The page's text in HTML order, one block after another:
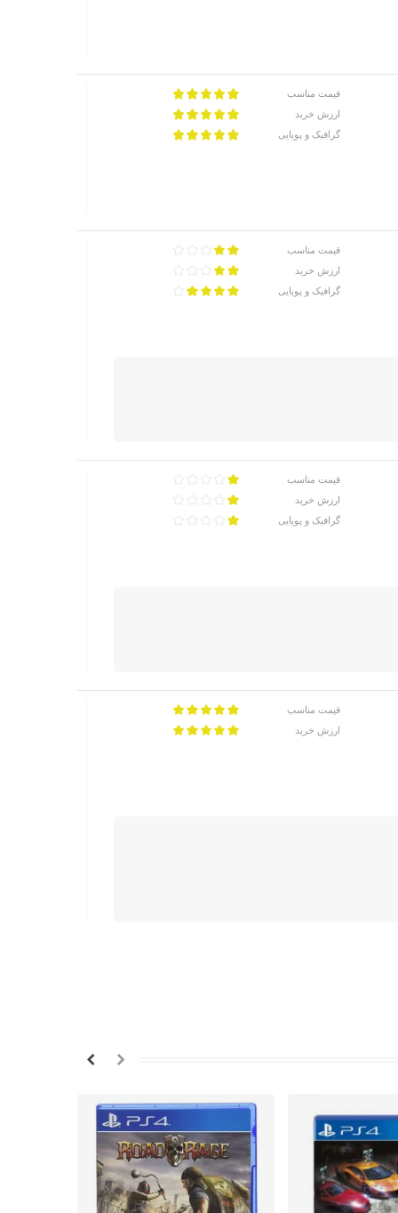
قیمت مناسب
ارزش خرید
گرافیک و پویایی
قیمت مناسب
ارزش خرید
گرافیک و پویایی
قیمت مناسب
ارزش خرید
گرافیک و پویایی
قیمت مناسب
ارزش خرید